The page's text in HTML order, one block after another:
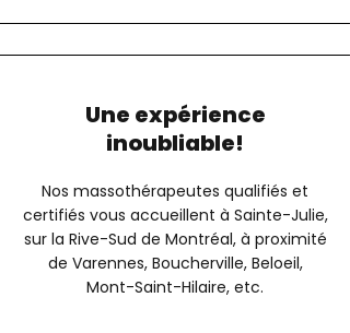
Une expérience
inoubliable!
Nos massothérapeutes qualifiés et
certifiés vous accueillent à Sainte-Julie,
sur la Rive-Sud de Montréal, à proximité
de Varennes, Boucherville, Beloeil,
Mont-Saint-Hilaire, etc.